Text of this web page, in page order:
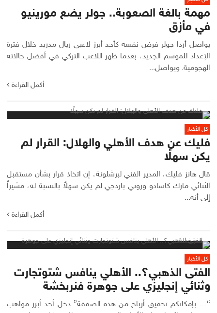
مهمة بالغة الصعوبة.. جولر يضع مورينيو
في مأزق
يواصل أردا جولر فرض نفسه كأحد أبرز لاعبي ريال مدريد خلال فترة
الإعداد للموسم الجديد، بعدما ظهر اللاعب التركي في أفضل حالاته
الهجومية. ويواصل...
أكمل القراءة
كل الأخبار
فليك عن هدف الأهلي والهلال: القرار لم
يكن سهلًا
قال هانز فليك، المدير الفني لبرشلونة، إن اتخاذ قرار بشأن مستقبل
الثنائي مارك كاسادو وروني باردجي لم يكن سهلاً بالنسبة له، مشيراً
إلى أنه...
أكمل القراءة
كل الأخبار
الفتى الذهبي؟.. الأهلي ينافس شتوتجارت
وثنائي إنجليزي على جوهرة فنربخشة
“… بإمكانكم تحقيق أرباح من هذه الصفقة” دخل أحد أبرز مواهب